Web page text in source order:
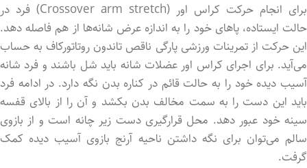
برای انجام حرکت کراس اور (Crossover arm stretch) فرد در
حالت ایستاده، پاهای خود را به اندازه عرض شانه‌ها از هم فاصله دهد.
این حرکت از تمرینات ورزشی پارگی ناقص تاندون روتاتورکاف به حساب
می‌آید. برای اجرای کراس اور عضلات شانه باید شل باشند و فرد شانه
آسیب دید‌ه خود را به حالت قائم در کناره بدن نگه دارد. در ادامه فرد
باید این دست را به سمت مخالف بدن بکشد و آن را از بالای قفسه
سینه خود عبور دهد. محل قرارگیری دست زیر چانه است و از بازوی
سالم می‌توان برای نگه داشتن ناحیه آرنج بازوی آسیب دید‌ه کمک
گرفت.